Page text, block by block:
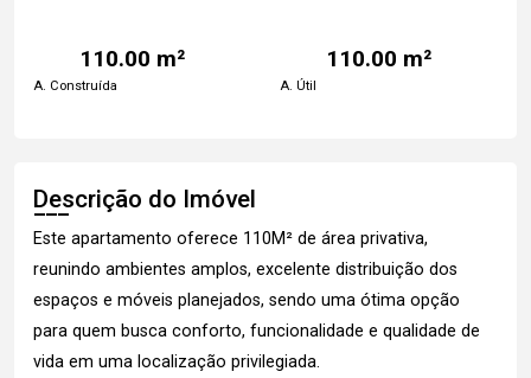
110.00 m²
A. Construída
110.00 m²
A. Útil
Descrição do Imóvel
Este apartamento oferece 110M² de área privativa,
reunindo ambientes amplos, excelente distribuição dos
espaços e móveis planejados, sendo uma ótima opção
para quem busca conforto, funcionalidade e qualidade de
vida em uma localização privilegiada.